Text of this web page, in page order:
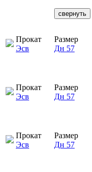
свернуть
Прокат
Эсв
Размер
Дн 57
Прокат
Эсв
Размер
Дн 57
Прокат
Эсв
Размер
Дн 57